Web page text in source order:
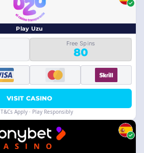
Play Uzu
Free Spins
80
VISIT CASINO
T&Cs Apply · Play Responsibly